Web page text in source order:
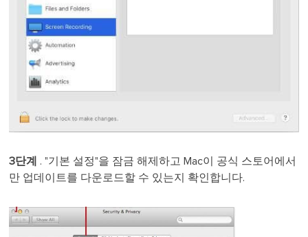
3단계
. "기본 설정"을 잠금 해제하고 Mac이 공식 스토어에서
만 업데이트를 다운로드할 수 있는지 확인합니다.